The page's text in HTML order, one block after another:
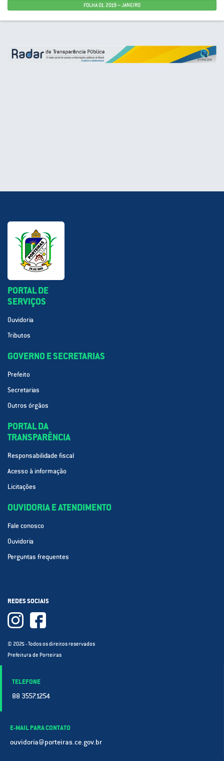
FOLHA 01.2019 – JANEIRO
PORTAL DE
SERVIÇOS
Ouvidoria
Tributos
GOVERNO E SECRETARIAS
Prefeito
Secretarias
Outros órgãos
PORTAL DA
TRANSPARÊNCIA
Responsabilidade fiscal
Acesso à informação
Licitações
OUVIDORIA E ATENDIMENTO
Fale conosco
Ouvidoria
Perguntas frequentes
REDES SOCIAIS
© 2025 - Todos os direitos reservados
Prefeitura de Porteiras
TELEFONE
88 3557.1254
E-MAIL PARA CONTATO
ouvidoria@porteiras.ce.gov.br